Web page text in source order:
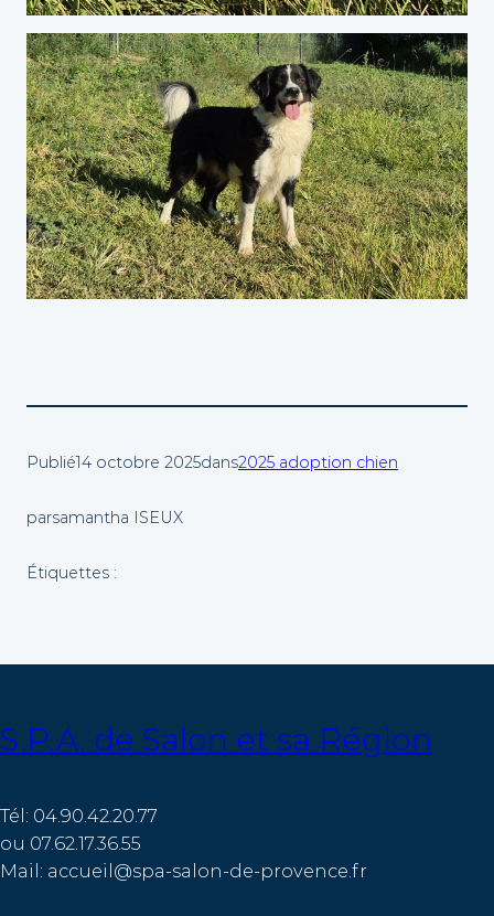
Publié14 octobre 2025dans2025 adoption chien
parsamantha ISEUX
Étiquettes :
S.P.A. de Salon et sa Région
Tél: 04.90.42.20.77
ou 07.62.17.36.55
Mail: accueil@spa-salon-de-provence.fr